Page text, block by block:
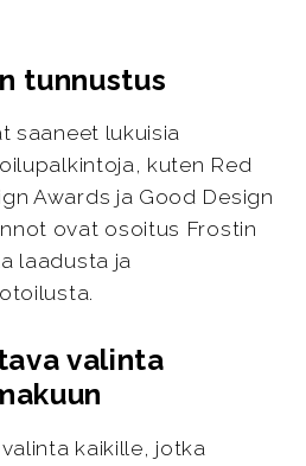
tunnustus
saaneet lukuisia
kuten Red
Awards ja Good Design
ovat osoitus Frostin
laadusta ja
valinta
kaikille, jotka